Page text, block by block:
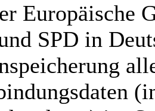
Europäische
SPD in